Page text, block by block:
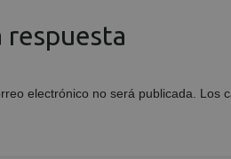
respuesta
electrónico no será publicada.
Los